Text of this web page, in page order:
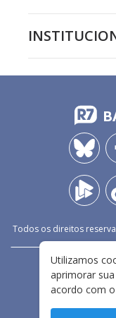
Todos os direitos
Utilizamos
aprimorar
acordo com o